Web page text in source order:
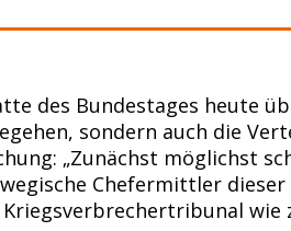
des Bundestages heute
sondern auch die
„Zunächst möglichst
Chefermittler
wie